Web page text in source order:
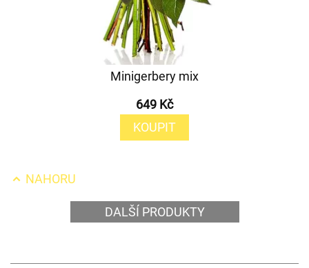
Minigerbery mix
649 Kč
KOUPIT
NAHORU
DALŠÍ PRODUKTY